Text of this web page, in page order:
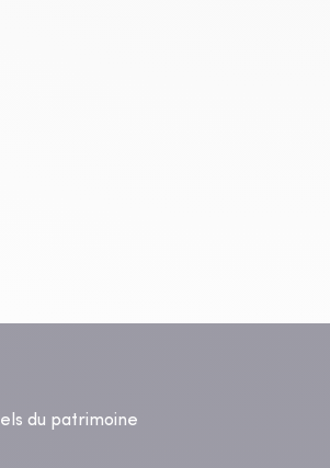
du patrimoine